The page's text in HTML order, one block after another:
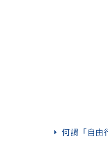
何謂「自由